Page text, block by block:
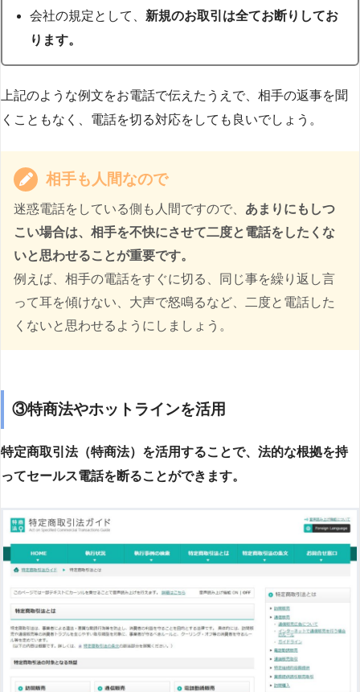
会社の規定として、 新規のお取引は全てお断りしてお
ります。
上記のような例文をお電話で伝えたうえで、相手の返事を聞
くこともなく、電話を切る対応をしても良いでしょう。
相手も人間なので
迷惑電話をしている側も人間ですので、 あまりにもしつ
こい場合は、相手を不快にさせて二度と電話をしたくな
いと思わせることが重要です。
例えば、相手の電話をすぐに切る、同じ事を繰り返し言
って耳を傾けない、大声で怒鳴るなど、二度と電話した
くないと思わせるようにしましょう。
③特商法やホットラインを活用
特定商取引法（特商法）を活用することで、法的な根拠を持
ってセールス電話を断ることができます。